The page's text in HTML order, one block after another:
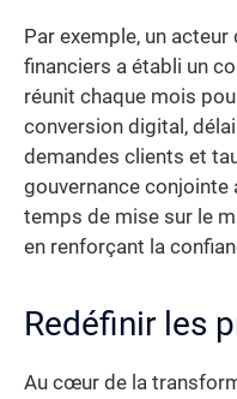
Par exemple, un
financiers a établi un
réunit chaque mois
conversion digital,
demandes clients et
gouvernance conjointe
temps de mise sur le
en renforçant la
Redéfinir les
Au cœur de la